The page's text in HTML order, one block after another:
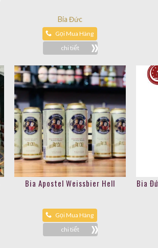
Bia Đức
Gọi Mua Hàng
chi tiết
Bia Apostel Weissbier Hell
Gọi Mua Hàng
chi tiết
Bia